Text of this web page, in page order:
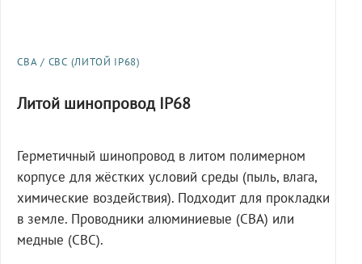
СВА / СВС (ЛИТОЙ IP68)
Литой шинопровод IP68
Герметичный шинопровод в литом полимерном
корпусе для жёстких условий среды (пыль, влага,
химические воздействия). Подходит для прокладки
в земле. Проводники алюминиевые (СВА) или
медные (СВС).